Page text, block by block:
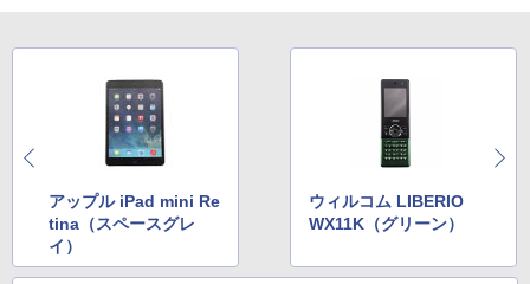
アップル iPad mini Re
tina（スペースグレ
イ）
ウィルコム LIBERIO
WX11K（グリーン）